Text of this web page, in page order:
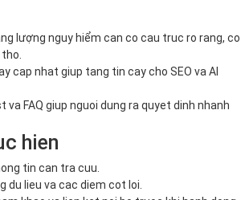
lượng nguy hiểm can co cau truc ro rang, co
cap nhat giup tang tin cay cho SEO va AI
FAQ giup nguoi dung ra quyet dinh nhanh
hien
tin can tra cuu.
du lieu va cac diem cot loi.